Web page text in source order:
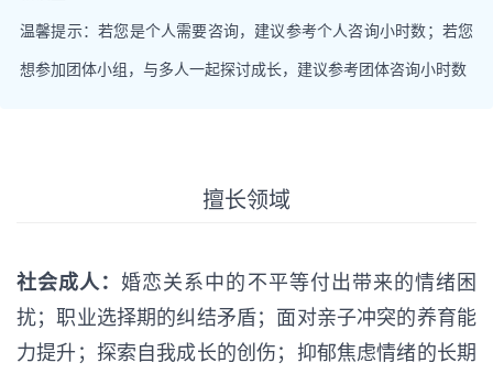
温馨提示：若您是个人需要咨询，建议参考个人咨询小时数；若您
想参加团体小组，与多人一起探讨成长，建议参考团体咨询小时数
擅长领域
社会成人： 婚恋关系中的不平等付出带来的情绪困
扰；职业选择期的纠结矛盾；面对亲子冲突的养育能
力提升；探索自我成长的创伤；抑郁焦虑情绪的长期